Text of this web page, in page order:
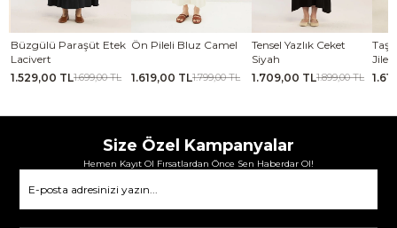
Büzgülü Paraşüt Etek
Lacivert
1.529,00 TL1.699,00 TL
Ön Pileli Bluz Camel
1.619,00 TL1.799,00 TL
Tensel Yazlık Ceket
Siyah
1.709,00 TL1.899,00 TL
Jile
Size Özel Kampanyalar
Hemen Kayıt Ol Fırsatlardan Önce Sen Haberdar Ol!